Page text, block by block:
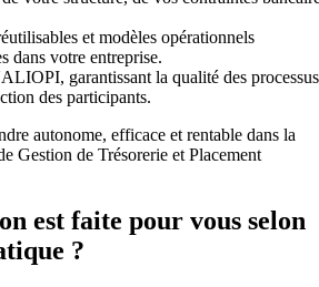
et modèles opérationnels
dans votre entreprise.
garantissant la qualité des processus
des participants.
autonome, efficace et rentable dans la
Gestion de Trésorerie et Placement
est faite pour vous selon
?